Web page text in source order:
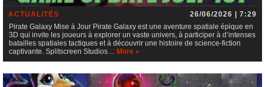
ACTUALITÉS
26/06/2026 | 7:29
Pirate Galaxy Mise à Jour Pirate Galaxy est une aventure spatiale épique en
3D qui invite les joueurs à explorer un vaste univers, à participer à d’intenses
batailles spatiales tactiques et à découvrir une histoire de science-fiction
captivante. Splitscreen Studios… More »